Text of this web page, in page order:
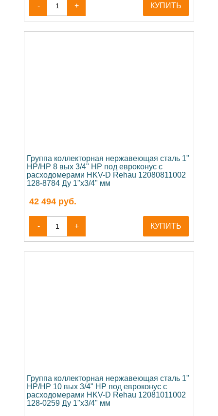
- + КУПИТЬ
Группа коллекторная нержавеющая сталь 1"
НР/НР 8 вых 3/4" НР под евроконус с
расходомерами HKV-D Rehau 12080811002
128-8784 Ду 1"х3/4" мм
42 494 руб.
- + КУПИТЬ
Группа коллекторная нержавеющая сталь 1"
НР/НР 10 вых 3/4" НР под евроконус с
расходомерами HKV-D Rehau 12081011002
128-0259 Ду 1"x3/4" мм